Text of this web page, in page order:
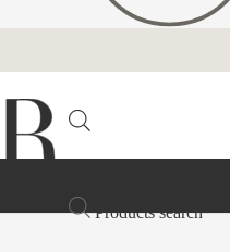
Products search